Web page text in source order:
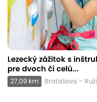
Lezecký zážitok s
pre dvoch či celú...
27,09 km Bratislava –